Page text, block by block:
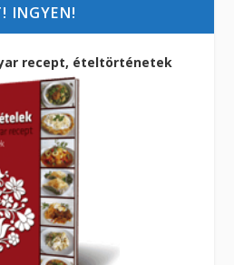
INGYEN!
recept, ételtörténetek